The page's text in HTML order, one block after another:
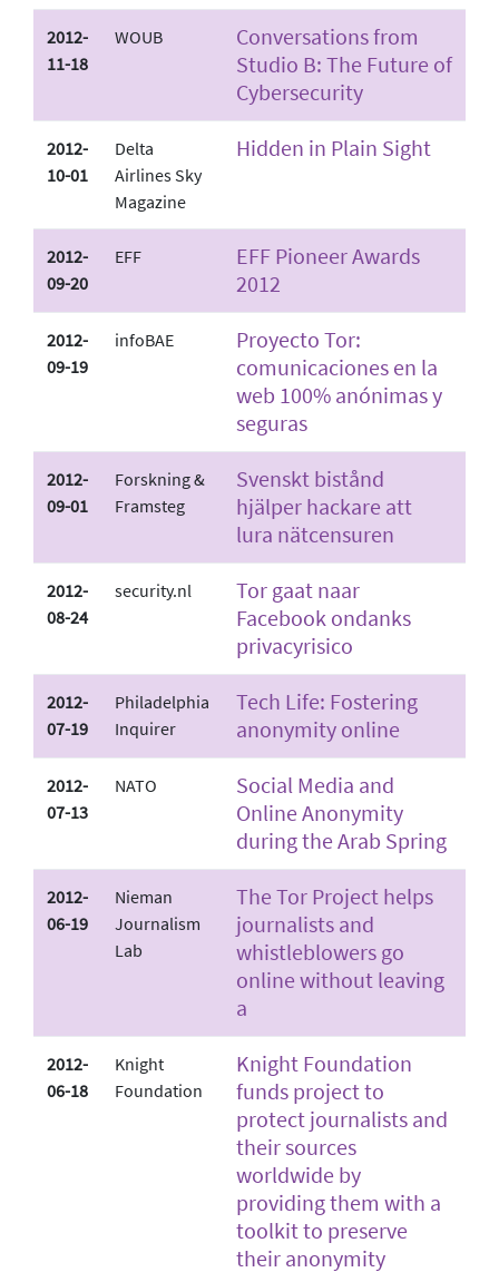
2012-
11-18
WOUB
Conversations from
Studio B: The Future of
Cybersecurity
2012-
10-01
Delta
Airlines Sky
Magazine
Hidden in Plain Sight
2012-
09-20
EFF
EFF Pioneer Awards
2012
2012-
09-19
infoBAE
Proyecto Tor:
comunicaciones en la
web 100% anónimas y
seguras
2012-
09-01
Forskning &
Framsteg
Svenskt bistånd
hjälper hackare att
lura nätcensuren
2012-
08-24
security.nl
Tor gaat naar
Facebook ondanks
privacyrisico
2012-
07-19
Philadelphia
Inquirer
Tech Life: Fostering
anonymity online
2012-
07-13
NATO
Social Media and
Online Anonymity
during the Arab Spring
2012-
06-19
Nieman
Journalism
Lab
The Tor Project helps
journalists and
whistleblowers go
online without leaving
a
2012-
06-18
Knight
Foundation
Knight Foundation
funds project to
protect journalists and
their sources
worldwide by
providing them with a
toolkit to preserve
their anonymity